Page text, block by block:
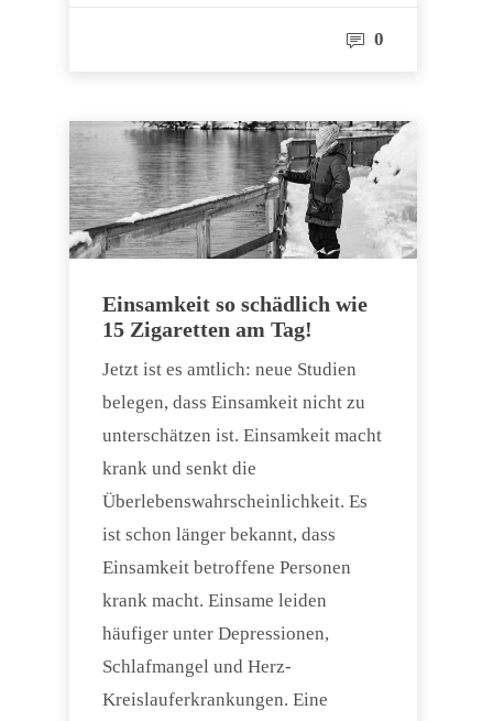
0
Einsamkeit so schädlich wie
15 Zigaretten am Tag!
Jetzt ist es amtlich: neue Studien
belegen, dass Einsamkeit nicht zu
unterschätzen ist. Einsamkeit macht
krank und senkt die
Überlebenswahrscheinlichkeit. Es
ist schon länger bekannt, dass
Einsamkeit betroffene Personen
krank macht. Einsame leiden
häufiger unter Depressionen,
Schlafmangel und Herz-
Kreislauferkrankungen. Eine